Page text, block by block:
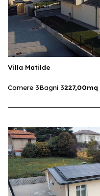
Villa Matilde
Camere 3Bagni 3227,00mq